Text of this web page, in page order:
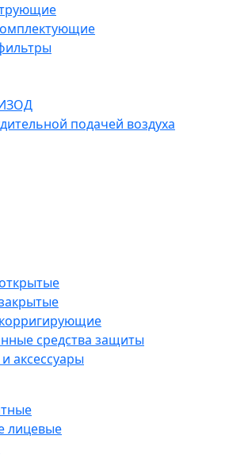
подачей воздуха
средства защиты
аксессуары
лицевые